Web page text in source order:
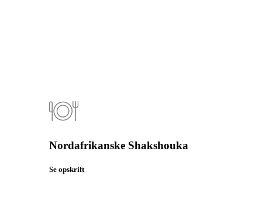
Nordafrikanske Shakshouka
Se opskrift